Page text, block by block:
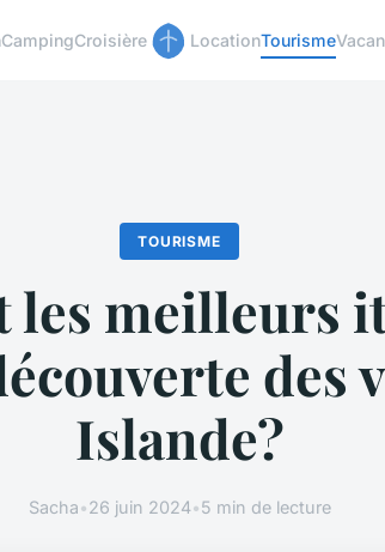
CampingCroisière LocationTourisme
TOURISME
les meilleurs
des
Islande?
Sacha•26 juin 2024•5 min de lecture